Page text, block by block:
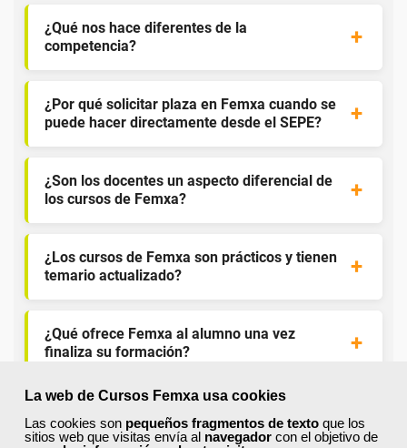
La web de Cursos Femxa usa cookies
Las cookies son pequeños fragmentos de texto que los
sitios web que visitas envía al navegador con el objetivo de
¿Qué nos hace diferentes de la
competencia?
¿Por qué solicitar plaza en Femxa cuando se
puede hacer directamente desde el SEPE?
¿Son los docentes un aspecto diferencial de
los cursos de Femxa?
¿Los cursos de Femxa son prácticos y tienen
temario actualizado?
¿Qué ofrece Femxa al alumno una vez
finaliza su formación?
gratuito?